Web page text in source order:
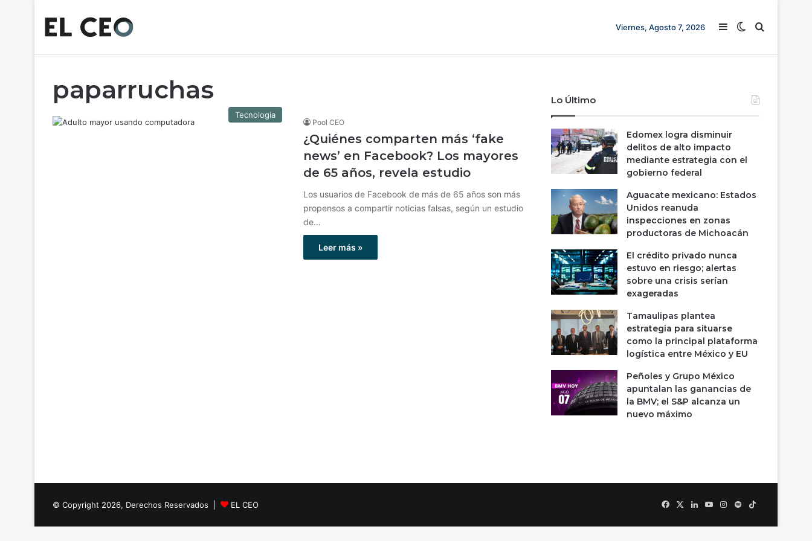
Viernes, Agosto 7, 2026 Barra lateral
Switch skin
Buscar
paparruchas
Tecnología
Pool CEO
¿Quiénes comparten más ‘fake
news’ en Facebook? Los mayores
de 65 años, revela estudio
Los usuarios de Facebook de más de 65 años son más
propensos a compartir noticias falsas, según un estudio
de…
Leer más »
Lo Último
Edomex logra disminuir
delitos de alto impacto
mediante estrategia con el
gobierno federal
Aguacate mexicano: Estados
Unidos reanuda
inspecciones en zonas
productoras de Michoacán
El crédito privado nunca
estuvo en riesgo; alertas
sobre una crisis serían
exageradas
Tamaulipas plantea
estrategia para situarse
como la principal plataforma
logística entre México y EU
Peñoles y Grupo México
apuntalan las ganancias de
la BMV; el S&P alcanza un
nuevo máximo
© Copyright 2026, Derechos Reservados | EL CEO FacebookLinkedInYouTubeInstagram
SpotifyTikTok